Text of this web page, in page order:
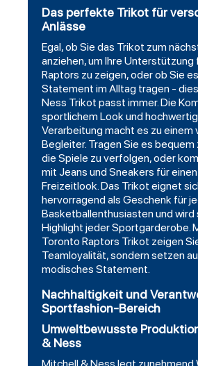
Das perfekte Trikot für
Anlässe
Egal, ob Sie das Trikot zum
anziehen, um Ihre Unterstützung
Raptors zu zeigen, oder ob Sie
Statement im Alltag tragen -
Ness Trikot passt immer. Die
sportlichem Look und
Verarbeitung macht es zu einem
Begleiter. Tragen Sie es bequem
die Spiele zu verfolgen, oder
mit Jeans und Sneakers für
Freizeitlook. Das Trikot eignet
hervorragend als Geschenk für
Basketballenthusiasten und wird
Highlight jeder Sportgarderobe.
Toronto Raptors Trikot zeigen
Teamloyalität, sondern setzen
modisches Statement.
Nachhaltigkeit und
Sportfashion-Bereich
Umweltbewusste
& Ness